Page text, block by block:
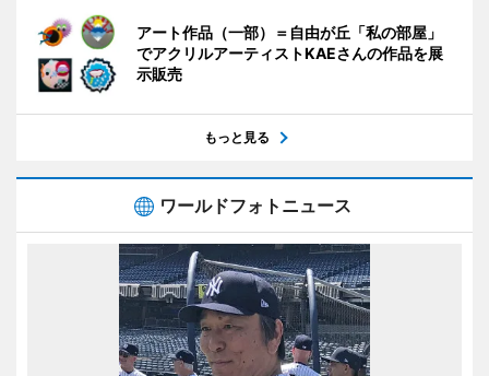
アート作品（一部）＝自由が丘「私の部屋」
でアクリルアーティストKAEさんの作品を展
示販売
もっと見る
ワールドフォトニュース